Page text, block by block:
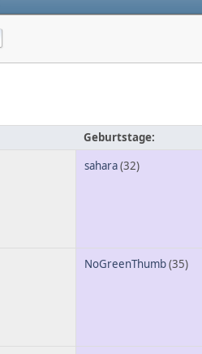
Geburtstage:
sahara(32)
NoGreenThumb(35)